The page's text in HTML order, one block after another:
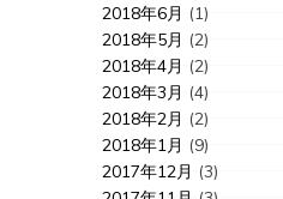
2018年6月 (1)
2018年5月 (2)
2018年4月 (2)
2018年3月 (4)
2018年2月 (2)
2018年1月 (9)
2017年12月 (3)